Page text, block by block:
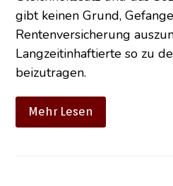
gibt keinen Grund,
Rentenversicherung
Langzeitinhaftierte so zu
beizutragen.
Mehr Lesen